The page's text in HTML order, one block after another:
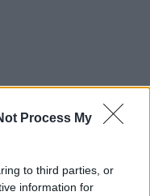
Process My
to third parties, or
information for